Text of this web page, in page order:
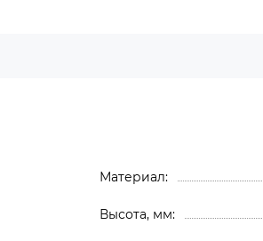
Материал
Высота, мм